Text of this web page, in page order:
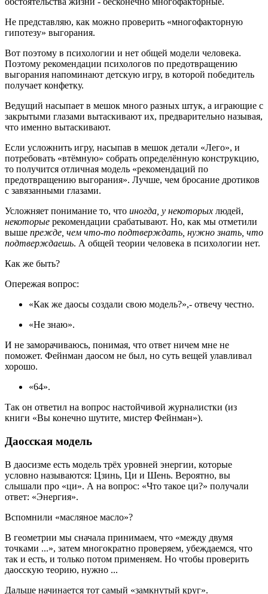
Не представляю, как можно проверить «многофакторную
гипотезу» выгорания.
Вот поэтому в психологии и нет общей модели человека.
Поэтому рекомендации психологов по предотвращению
выгорания напоминают детскую игру, в которой победитель
получает конфетку.
Ведущий насыпает в мешок много разных штук, а играющие с
закрытыми глазами вытаскивают их, предварительно называя,
что именно вытаскивают.
Если усложнить игру, насыпав в мешок детали «Лего», и
потребовать «втёмную» собрать определённую конструкцию,
то получится отличная модель «рекомендаций по
предотвращению выгорания». Лучше, чем бросание дротиков
с завязанными глазами.
Усложняет понимание то, что иногда, у некоторых людей,
некоторые рекомендации срабатывают. Но, как мы отметили
выше прежде, чем что-то подтверждать, нужно знать, что
подтверждаешь. А общей теории человека в психологии нет.
Как же быть?
Опережая вопрос:
«Как же даосы создали свою модель?»,- отвечу честно.
«Не знаю».
И не заморачиваюсь, понимая, что ответ ничем мне не
поможет. Фейнман даосом не был, но суть вещей улавливал
хорошо.
«64».
Так он ответил на вопрос настойчивой журналистки (из
книги «Вы конечно шутите, мистер Фейнман»).
Даосская модель
В даосизме есть модель трёх уровней энергии, которые
условно называются: Цзинь, Ци и Шень. Вероятно, вы
слышали про «ци». А на вопрос: «Что такое ци?» получали
ответ: «Энергия».
Вспомнили «масляное масло»?
В геометрии мы сначала принимаем, что «между двумя
точками ...», затем многократно проверяем, убеждаемся, что
так и есть, и только потом применяем. Но чтобы проверить
даосскую теорию, нужно ...
Дальше начинается тот самый «замкнутый круг».